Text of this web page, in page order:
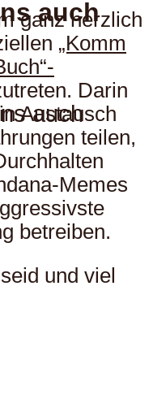
auch
auch
ganz herzlich
„Komm
Darin
Austausch
teilen,
Memes
betreiben.
und viel